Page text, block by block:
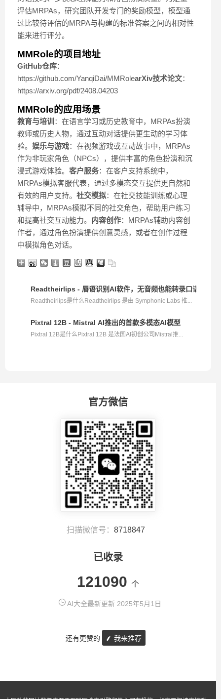
评估MRPAs，研究团队开发专门的奖励模型，模型通
过比较待评估的MRPA与构建的标准答案之间的相对性
能来进行评分。
MMRole的项目地址
GitHub仓库：
https://github.com/YanqiDai/MMRolearXiv技术论文：
https://arxiv.org/pdf/2408.04203
MMRole的应用场景
教育与培训 ：在语言学习或历史教育中，MRPAs扮演
教师或历史人物，通过互动对话提供更生动的学习体
验。 娱乐与游戏：在视频游戏或互动故事中，MRPAs
作为非玩家角色（NPCs），提供丰富的角色扮演和沉
浸式游戏体验。 客户服务：在客户支持系统中，
MRPAs模拟客服代表，通过多模态交互提供更自然和
有效的用户支持。 社交模拟：在社交技能训练或心理
辅导中，MRPAs模拟不同的社交角色，帮助用户练习
和提高社交互动能力。 内容创作：MRPAs辅助内容创
作者，通过角色扮演提供创意灵感，或者在创作过程
中模拟角色对话。
Readtheirlips - 唇语识别AI软件，无音频也能转录口语内容
Readtheirlips是什么Readtheirlips 是由 Symphonic Labs 推...
Pixtral 12B - Mistral AI推出的首款多模态AI模型
Pixtral 12B是什么Pixtral 12B 是法国AI初创公司Mistral推...
官方微信
扫描微信号： 8718847
已收录
121090 个
AI大全最新更新 2025年5月1日
还有更赞的 我来推荐